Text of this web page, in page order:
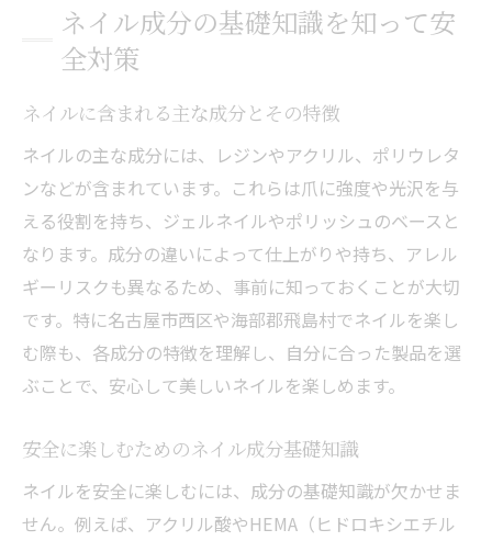
ネイル成分の基礎知識を知って安
全対策
ネイルに含まれる主な成分とその特徴
ネイルの主な成分には、レジンやアクリル、ポリウレタ
ンなどが含まれています。これらは爪に強度や光沢を与
える役割を持ち、ジェルネイルやポリッシュのベースと
なります。成分の違いによって仕上がりや持ち、アレル
ギーリスクも異なるため、事前に知っておくことが大切
です。特に名古屋市西区や海部郡飛島村でネイルを楽し
む際も、各成分の特徴を理解し、自分に合った製品を選
ぶことで、安心して美しいネイルを楽しめます。
安全に楽しむためのネイル成分基礎知識
ネイルを安全に楽しむには、成分の基礎知識が欠かせま
せん。例えば、アクリル酸やHEMA（ヒドロキシエチル